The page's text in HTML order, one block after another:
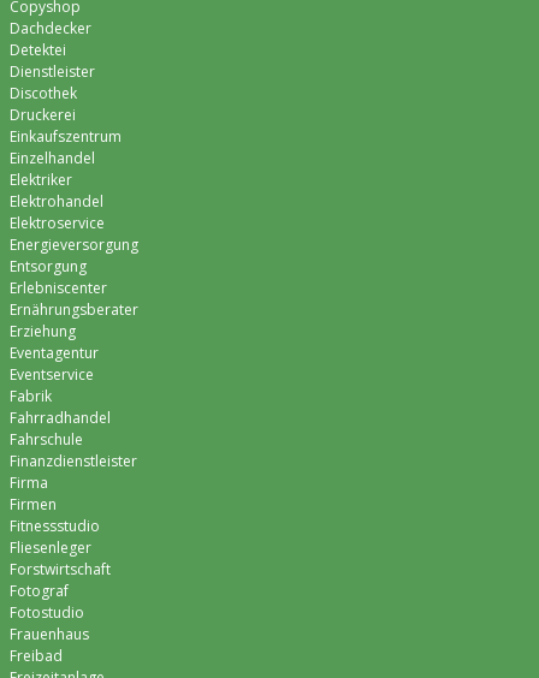
Copyshop
Dachdecker
Detektei
Dienstleister
Discothek
Druckerei
Einkaufszentrum
Einzelhandel
Elektriker
Elektrohandel
Elektroservice
Energieversorgung
Entsorgung
Erlebniscenter
Ernährungsberater
Erziehung
Eventagentur
Eventservice
Fabrik
Fahrradhandel
Fahrschule
Finanzdienstleister
Firma
Firmen
Fitnessstudio
Fliesenleger
Forstwirtschaft
Fotograf
Fotostudio
Frauenhaus
Freibad